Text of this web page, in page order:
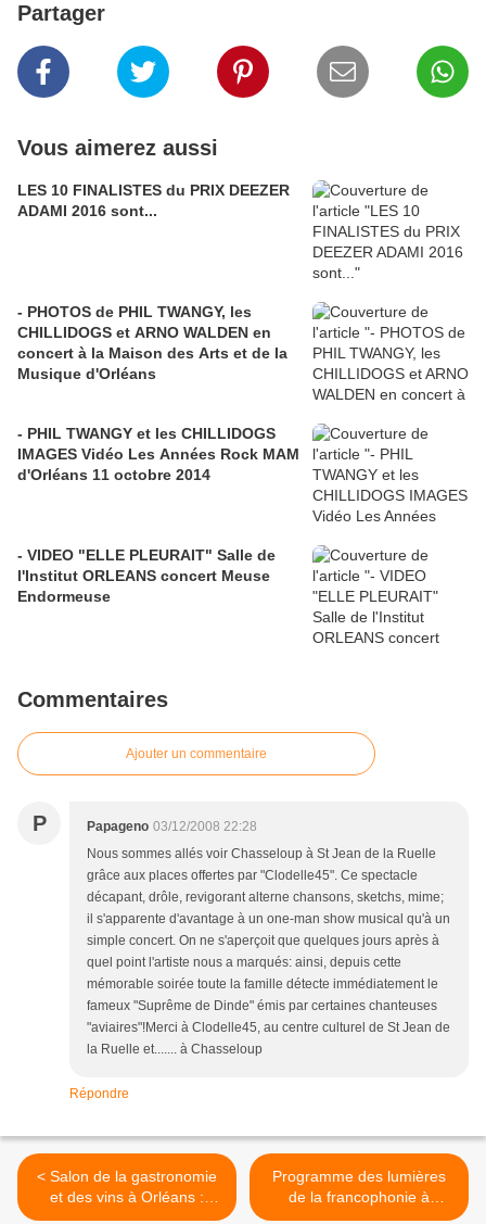
Partager
Vous aimerez aussi
LES 10 FINALISTES du PRIX DEEZER
ADAMI 2016 sont...
- PHOTOS de PHIL TWANGY, les
CHILLIDOGS et ARNO WALDEN en
concert à la Maison des Arts et de la
Musique d'Orléans
- PHIL TWANGY et les CHILLIDOGS
IMAGES Vidéo Les Années Rock MAM
d'Orléans 11 octobre 2014
- VIDEO "ELLE PLEURAIT" Salle de
l'Institut ORLEANS concert Meuse
Endormeuse
Commentaires
Ajouter un commentaire
P Papageno 03/12/2008 22:28
Nous sommes allés voir Chasseloup à St Jean de la Ruelle
grâce aux places offertes par "Clodelle45". Ce spectacle
décapant, drôle, revigorant alterne chansons, sketchs, mime;
il s'apparente d'avantage à un one-man show musical qu'à un
simple concert. On ne s'aperçoit que quelques jours après à
quel point l'artiste nous a marqués: ainsi, depuis cette
mémorable soirée toute la famille détecte immédiatement le
fameux "Suprême de Dinde" émis par certaines chanteuses
"aviaires"!Merci à Clodelle45, au centre culturel de St Jean de
la Ruelle et....... à Chasseloup
Répondre
< Salon de la gastronomie
et des vins à Orléans :
Programme !
Programme des lumières
de la francophonie à
Beaugency >